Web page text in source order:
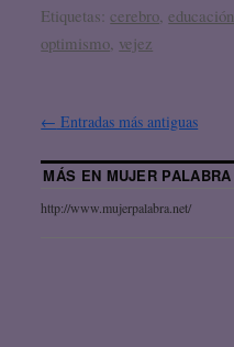
Etiquetas: cerebro ,educación
optimismo vejez
← Entradas más antiguas
MÁS EN MUJER PALABRA
http://www.mujerpalabra.net/